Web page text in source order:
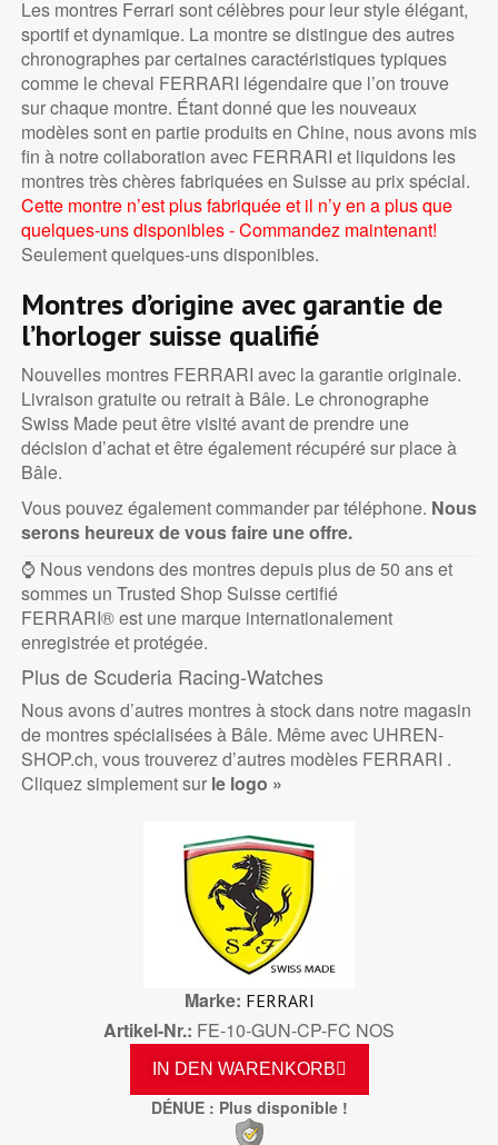
Les montres Ferrari sont célèbres pour leur style élégant,
sportif et dynamique. La montre se distingue des autres
chronographes par certaines caractéristiques typiques
comme le cheval FERRARI légendaire que l’on trouve
sur chaque montre. Étant donné que les nouveaux
modèles sont en partie produits en Chine, nous avons mis
fin à notre collaboration avec FERRARI et liquidons les
montres très chères fabriquées en Suisse au prix spécial.
Cette montre n’est plus fabriquée et il n’y en a plus que
quelques-uns disponibles - Commandez maintenant!
Seulement quelques-uns disponibles.
Montres d’origine avec garantie de
l’horloger suisse qualifié
Nouvelles montres FERRARI avec la garantie originale.
Livraison gratuite ou retrait à Bâle. Le chronographe
Swiss Made peut être visité avant de prendre une
décision d’achat et être également récupéré sur place à
Bâle.
Vous pouvez également commander par téléphone. Nous
serons heureux de vous faire une offre.
⌚ Nous vendons des montres depuis plus de 50 ans et
sommes un Trusted Shop Suisse certifié
FERRARI® est une marque internationalement
enregistrée et protégée.
Plus de Scuderia Racing-Watches
Nous avons d’autres montres à stock dans notre magasin
de montres spécialisées à Bâle. Même avec UHREN-
SHOP.ch, vous trouverez d’autres modèles FERRARI .
Cliquez simplement sur le logo »
Marke FERRARI
Artikel-Nr. FE-10-GUN-CP-FC NOS
IN DEN WARENKORB
DÉNUE : Plus disponible !